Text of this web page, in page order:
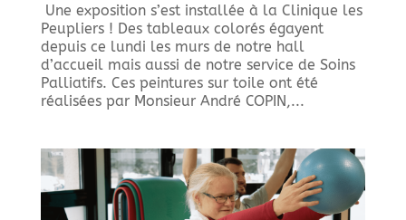
Une exposition s’est installée à la Clinique les
Peupliers ! Des tableaux colorés égayent
depuis ce lundi les murs de notre hall
d’accueil mais aussi de notre service de Soins
Palliatifs. Ces peintures sur toile ont été
réalisées par Monsieur André COPIN,...